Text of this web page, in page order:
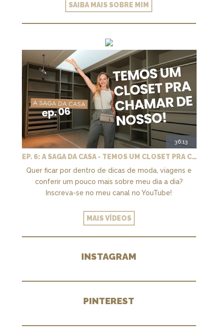
SAIBA MAIS SOBRE MIM
36:13
EP. 6: A SAGA DA CASA - TEMOS UM CLOSET PRA CHAMAR DE NOSSO + MARCENARIA E PAISAGISMO
Quer ficar por dentro de dicas de moda, viagens e
conferir um pouco mais sobre meu dia a dia?
Inscreva-se no meu canal no YouTube!
MAIS VÍDEOS
INSTAGRAM
PINTEREST